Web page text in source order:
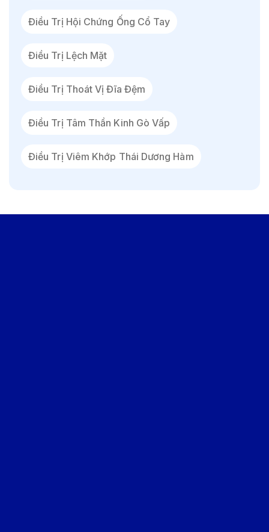
Điều Trị Hội Chứng Ống Cổ Tay
Điều Trị Lệch Mặt
Điều Trị Thoát Vị Đĩa Đệm
Điều Trị Tâm Thần Kinh Gò Vấp
Điều Trị Viêm Khớp Thái Dương Hàm